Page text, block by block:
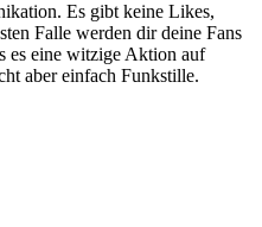
Es gibt keine Likes,
Falle werden dir deine Fans
es eine witzige Aktion auf
aber einfach Funkstille.